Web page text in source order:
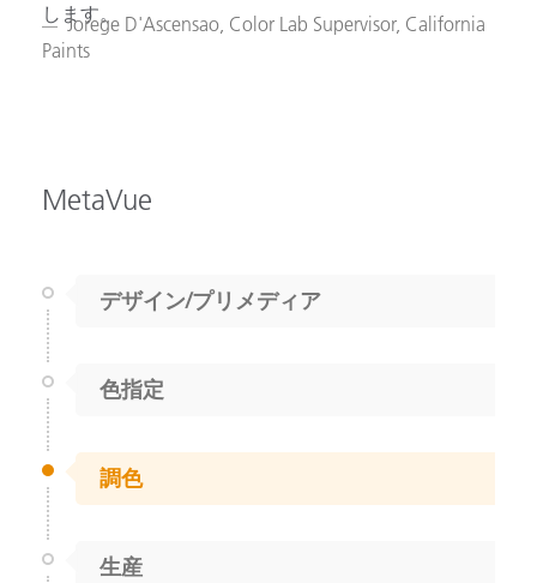
します。
Jorege D'Ascensao​, Color Lab Supervisor, California
Paints
MetaVue
デザイン/プリメディア
色指定
調色
生産